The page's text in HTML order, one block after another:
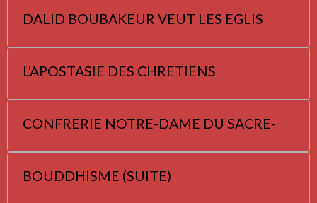
DALID BOUBAKEUR VEUT LES EGLIS
L'APOSTASIE DES CHRETIENS
CONFRERIE NOTRE-DAME DU SACRE-
BOUDDHISME (SUITE)